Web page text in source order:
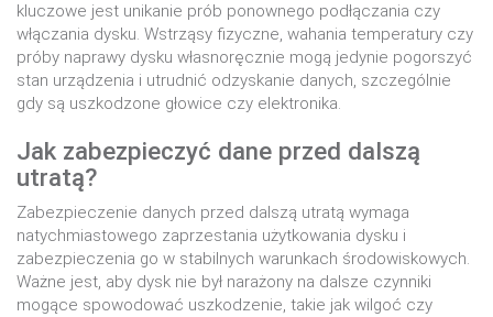
kluczowe jest unikanie prób ponownego podłączania czy
włączania dysku. Wstrząsy fizyczne, wahania temperatury czy
próby naprawy dysku własnoręcznie mogą jedynie pogorszyć
stan urządzenia i utrudnić odzyskanie danych, szczególnie
gdy są uszkodzone głowice czy elektronika.
Jak zabezpieczyć dane przed dalszą
utratą?
Zabezpieczenie danych przed dalszą utratą wymaga
natychmiastowego zaprzestania użytkowania dysku i
zabezpieczenia go w stabilnych warunkach środowiskowych.
Ważne jest, aby dysk nie był narażony na dalsze czynniki
mogące spowodować uszkodzenie, takie jak wilgoć czy